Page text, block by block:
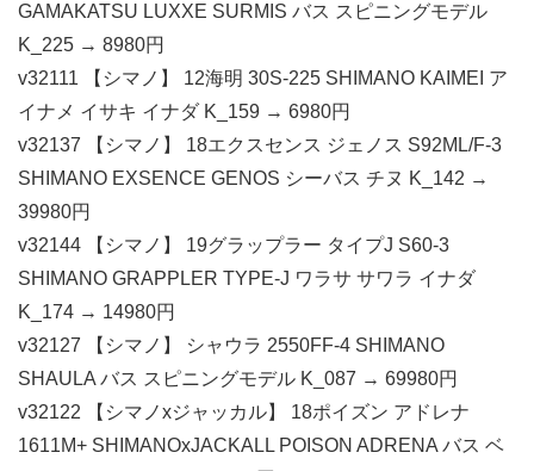
GAMAKATSU LUXXE SURMIS バス スピニングモデル
K_225 → 8980円
v32111 【シマノ】 12海明 30S-225 SHIMANO KAIMEI ア
イナメ イサキ イナダ K_159 → 6980円
v32137 【シマノ】 18エクスセンス ジェノス S92ML/F-3
SHIMANO EXSENCE GENOS シーバス チヌ K_142 →
39980円
v32144 【シマノ】 19グラップラー タイプJ S60-3
SHIMANO GRAPPLER TYPE-J ワラサ サワラ イナダ
K_174 → 14980円
v32127 【シマノ】 シャウラ 2550FF-4 SHIMANO
SHAULA バス スピニングモデル K_087 → 69980円
v32122 【シマノxジャッカル】 18ポイズン アドレナ
1611M+ SHIMANOxJACKALL POISON ADRENA バス ベ